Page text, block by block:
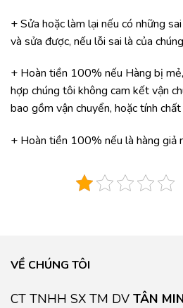
+ Sửa hoặc làm lại nếu có những
và sửa được, nếu lỗi sai là của
+ Hoàn tiền 100% nếu Hàng bị
hợp chúng tôi không cam kết vận
bao gồm vận chuyển, hoặc tính
+ Hoàn tiền 100% nếu là hàng giả
VỀ CHÚNG TÔI
CT TNHH SX TM DV TÂN